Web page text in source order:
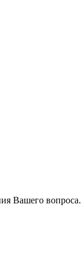
Вашего вопроса.